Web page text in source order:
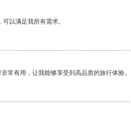
以满足我所有需求。
常有用，让我能够享受到高品质的旅行体验。